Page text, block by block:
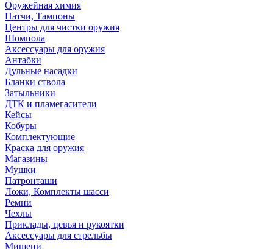
Оружейная химия
Патчи, Тампоны
Центры для чистки оружия
Шомпола
Аксессуары для оружия
Антабки
Дульные насадки
Бланки ствола
Затыльники
ДТК и пламегасители
Кейсы
Кобуры
Комплектующие
Краска для оружия
Магазины
Мушки
Патронташи
Ложи, Комплекты шасси
Ремни
Чехлы
Приклады, цевья и рукоятки
Аксессуары для стрельбы
Мишени